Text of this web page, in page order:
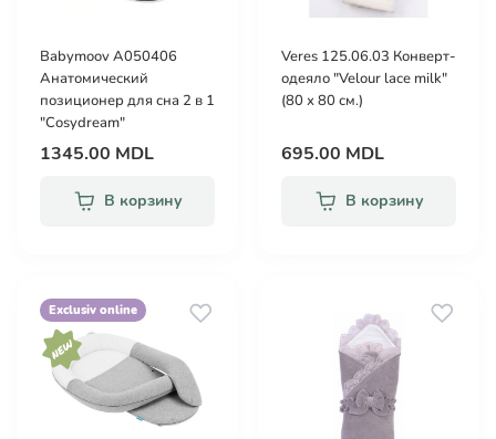
Babymoov A050406
Анатомический
позиционер для сна 2 в 1
"Cosydream"
1345.00 MDL
В корзину
Veres 125.06.03 Конверт-
одеяло "Velour lace milk"
(80 х 80 см.)
695.00 MDL
В корзину
Exclusiv online